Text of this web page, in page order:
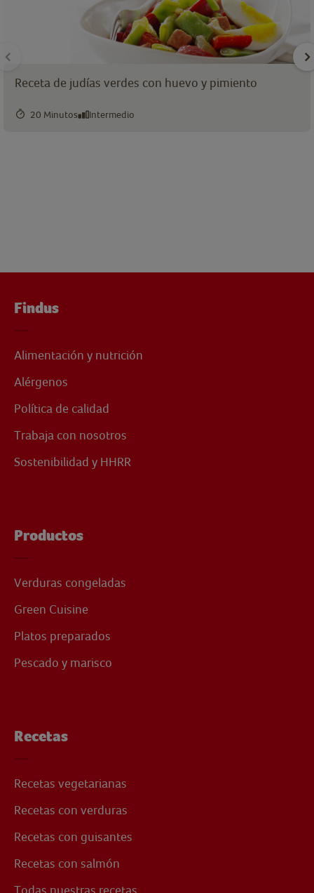
Receta de judías verdes con huevo y pimiento
20 Minutos Intermedio
Findus
Alimentación y nutrición
Alérgenos
Política de calidad
Trabaja con nosotros
Sostenibilidad y HHRR
Productos
Verduras congeladas
Green Cuisine
Platos preparados
Pescado y marisco
Recetas
Recetas vegetarianas
Recetas con verduras
Recetas con guisantes
Recetas con salmón